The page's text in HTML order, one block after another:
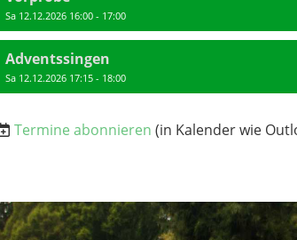
Sa 12.12.2026 16:00 - 17:00
Adventssingen
Sa 12.12.2026 17:15 - 18:00
Termine abonnieren (in Kalender wie